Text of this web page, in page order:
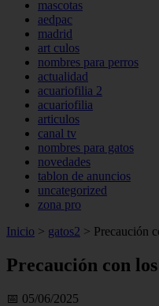
mascotas
aedpac
madrid
art culos
nombres para perros
actualidad
acuariofilia 2
acuariofilia
articulos
canal tv
nombres para gatos
novedades
tablon de anuncios
uncategorized
zona pro
Inicio > gatos2 > Precaución
Precaución con
📅 05/06/2025